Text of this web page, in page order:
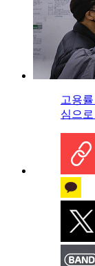
고용
심으